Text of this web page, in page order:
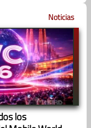
Noticias
los